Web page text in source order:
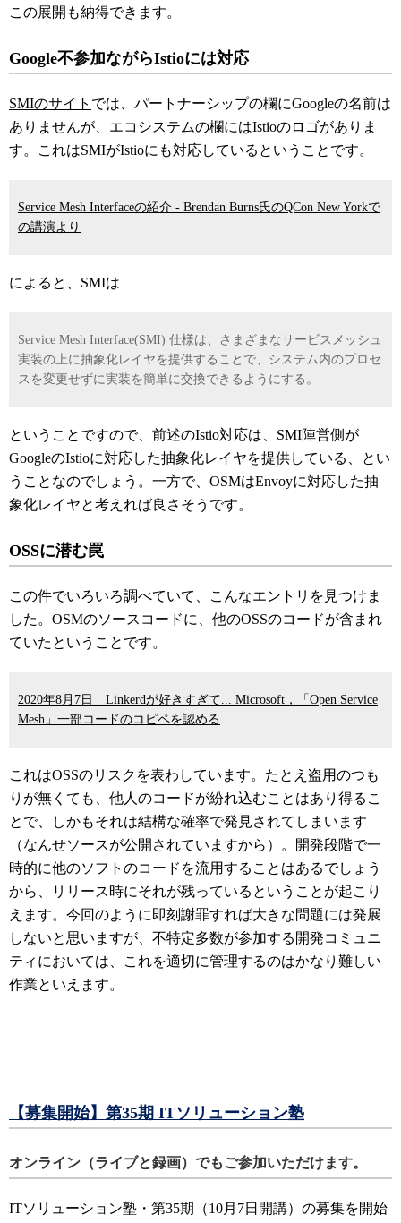
この展開も納得できます。
Google不参加ながらIstioには対応
SMIのサイト では、パートナーシップの欄にGoogleの名前は
ありませんが、エコシステムの欄にはIstioのロゴがありま
す。これはSMIがIstioにも対応しているということです。
Service Mesh Interfaceの紹介 - Brendan Burns氏のQCon New Yorkで
の講演より
によると、SMIは
Service Mesh Interface(SMI) 仕様は、さまざまなサービスメッシュ
実装の上に抽象化レイヤを提供することで、システム内のプロセ
スを変更せずに実装を簡単に交換できるようにする。
ということですので、前述のIstio対応は、SMI陣営側が
GoogleのIstioに対応した抽象化レイヤを提供している、とい
うことなのでしょう。一方で、OSMはEnvoyに対応した抽
象化レイヤと考えれば良さそうです。
OSSに潜む罠
この件でいろいろ調べていて、こんなエントリを見つけま
した。OSMのソースコードに、他のOSSのコードが含まれ
ていたということです。
2020年8月7日 Linkerdが好きすぎて... Microsoft，「Open Service
Mesh」一部コードのコピペを認める
これはOSSのリスクを表わしています。たとえ盗用のつも
りが無くても、他人のコードが紛れ込むことはあり得るこ
とで、しかもそれは結構な確率で発見されてしまいます
（なんせソースが公開されていますから）。開発段階で一
時的に他のソフトのコードを流用することはあるでしょう
から、リリース時にそれが残っているということが起こり
えます。今回のように即刻謝罪すれば大きな問題には発展
しないと思いますが、不特定多数が参加する開発コミュニ
ティにおいては、これを適切に管理するのはかなり難しい
作業といえます。
【募集開始】第35期 ITソリューション塾
オンライン（ライブと録画）でもご参加いただけます。
ITソリューション塾・第35期（10月7日開講）の募集を開始